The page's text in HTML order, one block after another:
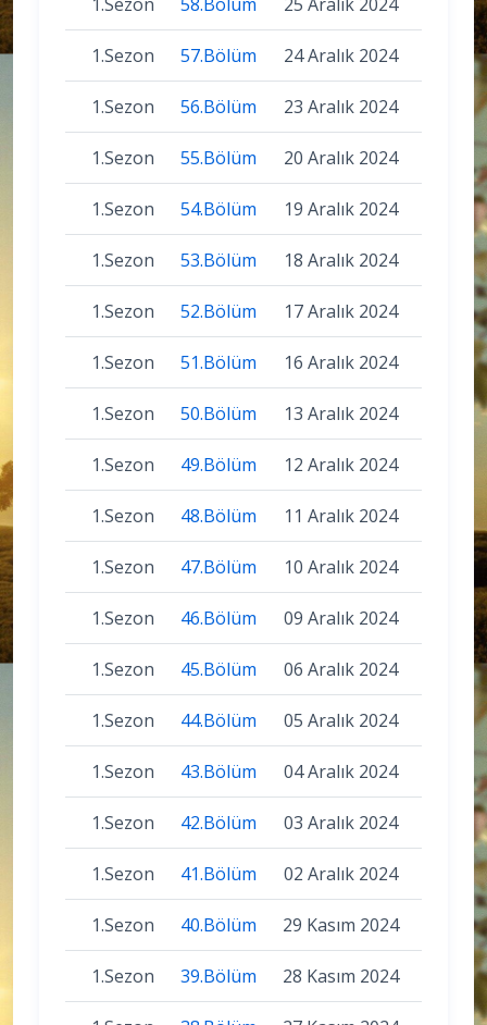
1.Sezon 57.Bölüm 24 Aralık 2024
1.Sezon 56.Bölüm 23 Aralık 2024
1.Sezon 55.Bölüm 20 Aralık 2024
1.Sezon 54.Bölüm 19 Aralık 2024
1.Sezon 53.Bölüm 18 Aralık 2024
1.Sezon 52.Bölüm 17 Aralık 2024
1.Sezon 51.Bölüm 16 Aralık 2024
1.Sezon 50.Bölüm 13 Aralık 2024
1.Sezon 49.Bölüm 12 Aralık 2024
1.Sezon 48.Bölüm 11 Aralık 2024
1.Sezon 47.Bölüm 10 Aralık 2024
1.Sezon 46.Bölüm 09 Aralık 2024
1.Sezon 45.Bölüm 06 Aralık 2024
1.Sezon 44.Bölüm 05 Aralık 2024
1.Sezon 43.Bölüm 04 Aralık 2024
1.Sezon 42.Bölüm 03 Aralık 2024
1.Sezon 41.Bölüm 02 Aralık 2024
1.Sezon 40.Bölüm 29 Kasım 2024
1.Sezon 39.Bölüm 28 Kasım 2024